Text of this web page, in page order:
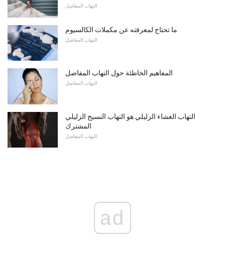
التهاب المفاصل
ما تحتاج لمعرفته عن مكملات الكالسيوم
التهاب المفاصل
المفاهيم الخاطئة حول التهاب المفاصل
التهاب المفاصل
التهاب الغشاء الزليلي هو التهاب النسيج الزليلي
المشترك
التهاب المفاصل
ad